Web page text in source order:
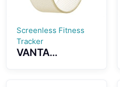
Screenless Fitness
Tracker
VANTA